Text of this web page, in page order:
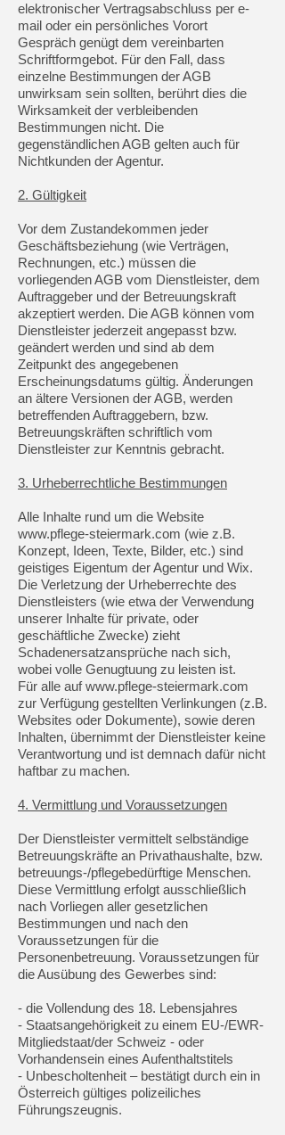
elektronischer Vertragsabschluss per e-
mail oder ein persönliches Vorort
Gespräch genügt dem vereinbarten
Schriftformgebot. Für den Fall, dass
einzelne Bestimmungen der AGB
unwirksam sein sollten, berührt dies die
Wirksamkeit der verbleibenden
Bestimmungen nicht. Die
gegenständlichen AGB gelten auch für
Nichtkunden der Agentur.
2. Gültigkeit
Vor dem Zustandekommen jeder
Geschäftsbeziehung (wie Verträgen,
Rechnungen, etc.) müssen die
vorliegenden AGB vom Dienstleister, dem
Auftraggeber und der Betreuungskraft
akzeptiert werden. Die AGB können vom
Dienstleister jederzeit angepasst bzw.
geändert werden und sind ab dem
Zeitpunkt des angegebenen
Erscheinungsdatums gültig. Änderungen
an ältere Versionen der AGB, werden
betreffenden Auftraggebern, bzw.
Betreuungskräften schriftlich vom
Dienstleister zur Kenntnis gebracht.
3. Urheberrechtliche Bestimmungen
Alle Inhalte rund um die Website
www.pflege-steiermark.com (wie z.B.
Konzept, Ideen, Texte, Bilder, etc.) sind
geistiges Eigentum der Agentur und Wix.
Die Verletzung der Urheberrechte des
Dienstleisters (wie etwa der Verwendung
unserer Inhalte für private, oder
geschäftliche Zwecke) zieht
Schadenersatzansprüche nach sich,
wobei volle Genugtuung zu leisten ist.
Für alle aufwww.pflege-steiermark.com
zur Verfügung gestellten Verlinkungen (z.B.
Websites oder Dokumente), sowie deren
Inhalten, übernimmt der Dienstleister keine
Verantwortung und ist demnach dafür nicht
haftbar zu machen.
4. Vermittlung und Voraussetzungen
Der Dienstleister vermittelt selbständige
Betreuungskräfte an Privathaushalte, bzw.
betreuungs-/pflegebedürftige Menschen.
Diese Vermittlung erfolgt ausschließlich
nach Vorliegen aller gesetzlichen
Bestimmungen und nach den
Voraussetzungen für die
Personenbetreuung. Voraussetzungen für
die Ausübung des Gewerbes sind:
- die Vollendung des 18. Lebensjahres
- Staatsangehörigkeit zu einem EU-/EWR-
Mitgliedstaat/der Schweiz - oder
Vorhandensein eines Aufenthaltstitels
- Unbescholtenheit – bestätigt durch ein in
Österreich gültiges polizeiliches
Führungszeugnis.